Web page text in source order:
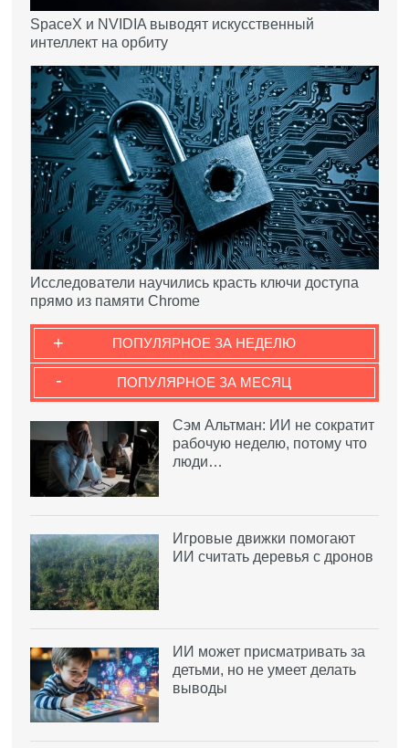
SpaceX и NVIDIA выводят искусственный
интеллект на орбиту
Исследователи научились красть ключи доступа
прямо из памяти Chrome
ПОПУЛЯРНОЕ ЗА НЕДЕЛЮ
+
ПОПУЛЯРНОЕ ЗА МЕСЯЦ
-
Сэм Альтман: ИИ не сократит
рабочую неделю, потому что
люди…
Игровые движки помогают
ИИ считать деревья с дронов
ИИ может присматривать за
детьми, но не умеет делать
выводы